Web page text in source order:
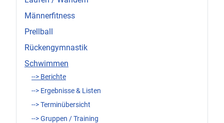
Männerfitness
Prellball
Rückengymnastik
Schwimmen
--> Berichte
--> Ergebnisse & Listen
--> Terminübersicht
--> Gruppen / Training